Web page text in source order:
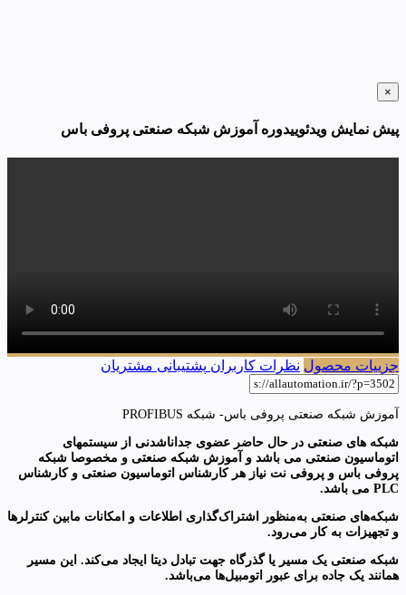
×
پیش نمایش ویدئوییدوره آموزش شبکه صنعتی پروفی باس
جزییات محصول نظرات کاربران پشتیبانی مشتریان
آموزش شبکه صنعتی پروفی باس- شبکه PROFIBUS
شبکه های صنعتی در حال حاضر عضوی جداناشدنی از سیستمهای
اتوماسیون صنعتی می باشد و آموزش شبکه صنعتی و مخصوصا شبکه
پروفی باس و پروفی نت نیاز هر کارشناس اتوماسیون صنعتی و کارشناس
PLC می باشد.
شبکه‌های صنعتی به‌منظور اشتراک‌گذاری اطلاعات و امکانات مابین کنترلرها
و تجهیزات به کار می‌رود.
شبکه‌ صنعتی یک مسیر یا گذرگاه جهت تبادل دیتا ایجاد می‌کند. این مسیر
همانند یک جاده برای عبور اتومبیل‌ها می‌باشد.